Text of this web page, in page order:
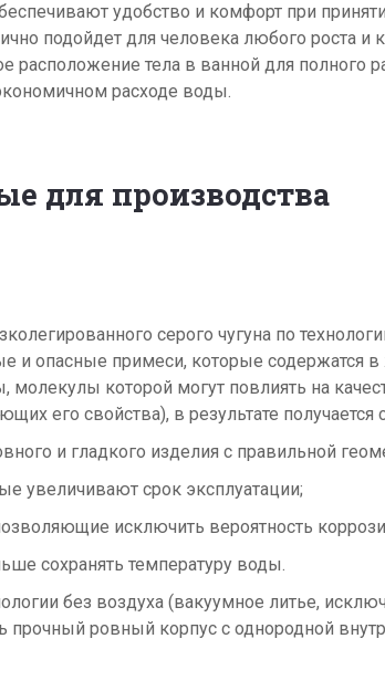
удобство и комфорт при
подойдет для человека любого роста
расположение тела в ванной для полного
расходе воды.
для производства
серого чугуна по
и опасные примеси, которые
которой могут повлиять на
его свойства), в результате
и гладкого изделия с правильной
увеличивают срок эксплуатации;
исключить вероятность
сохранять температуру воды.
без воздуха (вакуумное литье,
прочный ровный корпус с однородной